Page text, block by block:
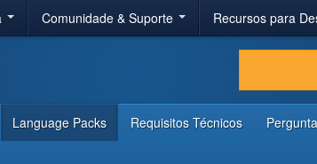
Comunidade & Suporte Recursos para
Language Packs Requisitos Técnicos